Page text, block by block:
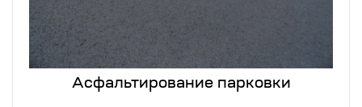
Асфальтирование парковки